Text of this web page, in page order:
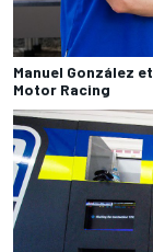
Manuel González
Motor Racing